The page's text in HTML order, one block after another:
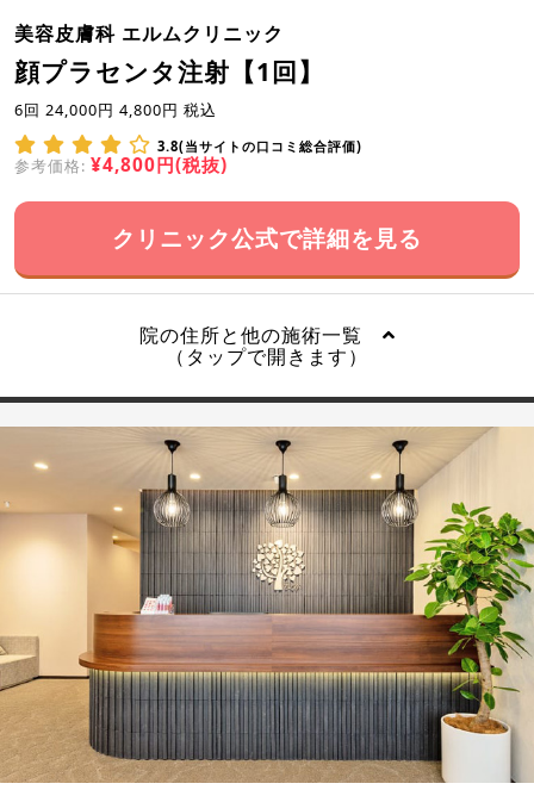
美容皮膚科 エルムクリニック
顔プラセンタ注射【1回】
6回 24,000円 4,800円 税込
3.8(当サイトの口コミ総合評価)
参考価格: ¥4,800円(税抜)
クリニック公式で詳細を見る
院の住所と他の施術一覧
（タップで開きます）